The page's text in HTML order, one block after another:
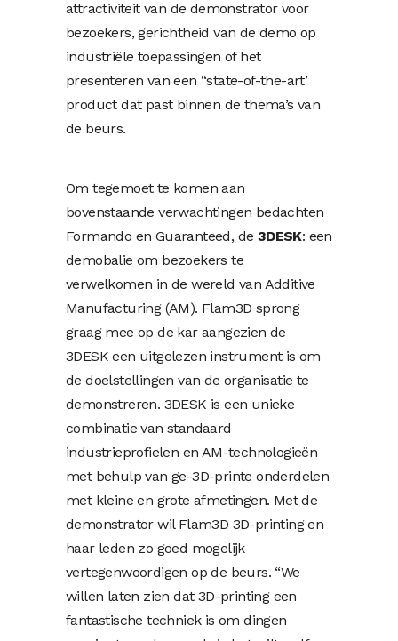
attractiviteit van de demonstrator voor
bezoekers, gerichtheid van de demo op
industriële toepassingen of het
presenteren van een “state-of-the-art’
product dat past binnen de thema’s van
de beurs.
Om tegemoet te komen aan
bovenstaande verwachtingen bedachten
Formando en Guaranteed, de 3DESK: een
demobalie om bezoekers te
verwelkomen in de wereld van Additive
Manufacturing (AM). Flam3D sprong
graag mee op de kar aangezien de
3DESK een uitgelezen instrument is om
de doelstellingen van de organisatie te
demonstreren. 3DESK is een unieke
combinatie van standaard
industrieprofielen en AM-technologieën
met behulp van ge-3D-printe onderdelen
met kleine en grote afmetingen. Met de
demonstrator wil Flam3D 3D-printing en
haar leden zo goed mogelijk
vertegenwoordigen op de beurs. “We
willen laten zien dat 3D-printing een
fantastische techniek is om dingen